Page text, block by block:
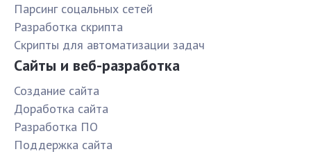
Парсинг соцальных сетей
Разработка скрипта
Скрипты для автоматизации задач
Сайты и веб-разработка
Создание сайта
Доработка сайта
Разработка ПО
Поддержка сайта